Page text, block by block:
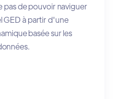
pas de pouvoir naviguer
GED à partir d'une
basée sur les